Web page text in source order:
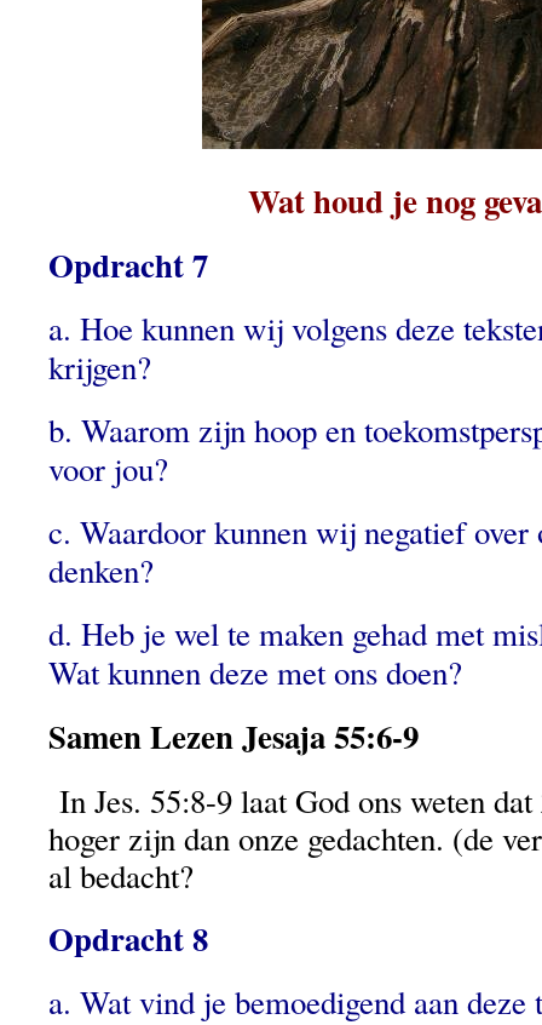
Wat houd je nog
Opdracht 7
a. Hoe kunnen wij volgens deze
krijgen?
b. Waarom zijn hoop en
voor jou?
c. Waardoor kunnen wij negatief over
denken?
d. Heb je wel te maken gehad met
Wat kunnen deze met ons doen?
Samen Lezen Jesaja 55:6-9
In Jes. 55:8-9 laat God ons weten
hoger zijn dan onze gedachten. (de
al bedacht?
Opdracht 8
a. Wat vind je bemoedigend aan deze